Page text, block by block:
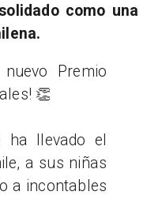
como una
Premio
👏
llevado el
a sus niñas
a incontables